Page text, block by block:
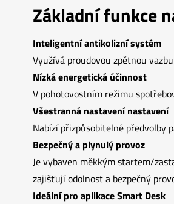
Základní funkce
Inteligentní antikolizní systém
Využívá proudovou zpětnou
Nízká energetická účinnost
V pohotovostním režimu
Všestranná nastavení nastavení
Nabízí přizpůsobitelné předvolby
Bezpečný a plynulý provoz
Je vybaven měkkým startem/
zajišťují odolnost a bezpečný
Ideální pro aplikace Smart Desk